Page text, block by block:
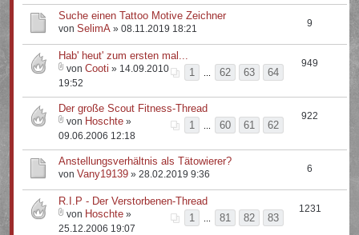
Suche einen Tattoo Motive Zeichner
vonSelimA » 08.11.2019 18:21 9
Hab' heut' zum ersten mal...
1
62 63 64
vonCooti » 14.09.2010
19:52
949
Der große Scout Fitness-Thread
1
60 61 62
von Hoschte »
09.06.2006 12:18
922
Anstellungsverhältnis als Tätowierer?
vonVany19139 » 28.02.2019 9:36 6
R.I.P - Der Verstorbenen-Thread
1
81 82 83
von Hoschte »
25.12.2006 19:07
1231